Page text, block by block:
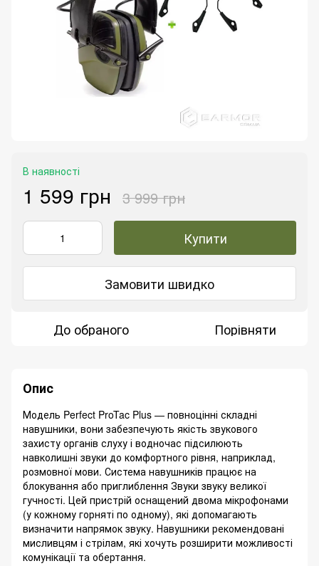
В наявності
1 599 грн 3 999 грн
Купити
Замовити швидко
До обраного Порівняти
Опис
Модель Perfect ProTac Plus — повноцінні складні
навушники, вони забезпечують якість звукового
захисту органів слуху і водночас підсилюють
навколишні звуки до комфортного рівня, наприклад,
розмовної мови. Система навушників працює на
блокування або приглиблення Звуки звуку великої
гучності. Цей пристрій оснащений двома мікрофонами
(у кожному горняті по одному), які допомагають
визначити напрямок звуку. Навушники рекомендовані
мисливцям і стрілам, які хочуть розширити можливості
комунікації та обертання.